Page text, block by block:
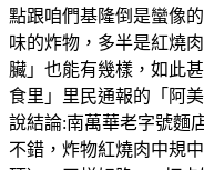
點跟咱們基隆倒是蠻像
味的炸物，多半是紅燒
臟」也能有幾樣，如此
食里」里民通報的「阿
說結論:南萬華老字號麵
不錯，炸物紅燒肉中規